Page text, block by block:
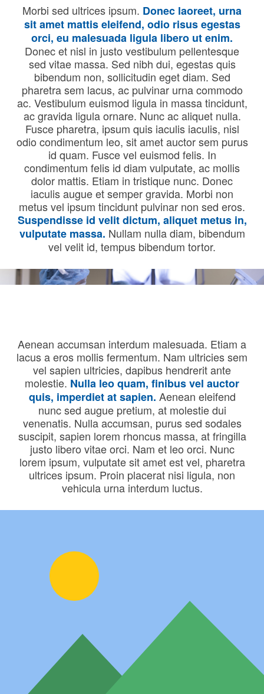
Morbi sed ultrices ipsum. Donec laoreet, urna
sit amet mattis eleifend, odio risus egestas
orci, eu malesuada ligula libero ut enim.
Donec et nisl in justo vestibulum pellentesque
sed vitae massa. Sed nibh dui, egestas quis
bibendum non, sollicitudin eget diam. Sed
pharetra sem lacus, ac pulvinar urna commodo
ac. Vestibulum euismod ligula in massa tincidunt,
ac gravida ligula ornare. Nunc ac aliquet nulla.
Fusce pharetra, ipsum quis iaculis iaculis, nisl
odio condimentum leo, sit amet auctor sem purus
id quam. Fusce vel euismod felis. In
condimentum felis id diam vulputate, ac mollis
dolor mattis. Etiam in tristique nunc. Donec
iaculis augue et semper gravida. Morbi non
metus vel ipsum tincidunt pulvinar non sed eros.
Suspendisse id velit dictum, aliquet metus in,
vulputate massa. Nullam nulla diam, bibendum
vel velit id, tempus bibendum tortor.
Aenean accumsan interdum malesuada. Etiam a
lacus a eros mollis fermentum. Nam ultricies sem
vel sapien ultricies, dapibus hendrerit ante
molestie. Nulla leo quam, finibus vel auctor
quis, imperdiet at sapien. Aenean eleifend
nunc sed augue pretium, at molestie dui
venenatis. Nulla accumsan, purus sed sodales
suscipit, sapien lorem rhoncus massa, at fringilla
justo libero vitae orci. Nam et leo orci. Nunc
lorem ipsum, vulputate sit amet est vel, pharetra
ultrices ipsum. Proin placerat nisi ligula, non
vehicula urna interdum luctus.